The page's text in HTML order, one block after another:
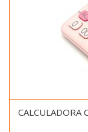
CALCULADORA